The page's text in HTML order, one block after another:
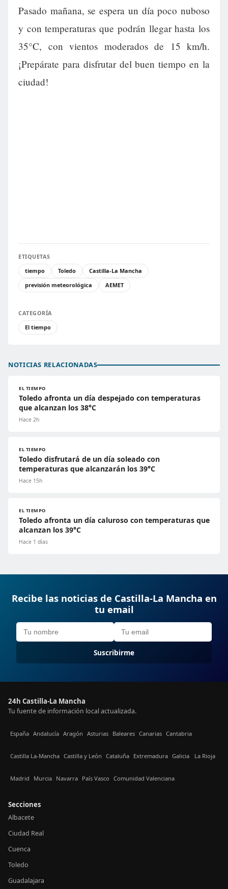
Pasado mañana, se espera un día poco nuboso
y con temperaturas que podrán llegar hasta los
35°C, con vientos moderados de 15 km/h.
¡Prepárate para disfrutar del buen tiempo en la
ciudad!
ETIQUETAS
tiempo
Toledo
Castilla-La Mancha
previsión meteorológica
AEMET
CATEGORÍA
El tiempo
NOTICIAS RELACIONADAS
EL TIEMPO
Toledo afronta un día despejado con temperaturas
que alcanzan los 38°C
Hace 2h
EL TIEMPO
Toledo disfrutará de un día soleado con
temperaturas que alcanzarán los 39°C
Hace 15h
EL TIEMPO
Toledo afronta un día caluroso con temperaturas que
alcanzan los 39°C
Hace 1 días
Recibe las noticias de Castilla-La Mancha en
tu email
Suscribirme
24h Castilla-La Mancha
Tu fuente de información local actualizada.
España Andalucía Aragón Asturias Baleares Canarias Cantabria
Castilla La-Mancha Castilla y León Cataluña Extremadura Galicia La Rioja
Madrid Murcia Navarra País Vasco Comunidad Valenciana
Secciones
Albacete
Ciudad Real
Cuenca
Toledo
Guadalajara